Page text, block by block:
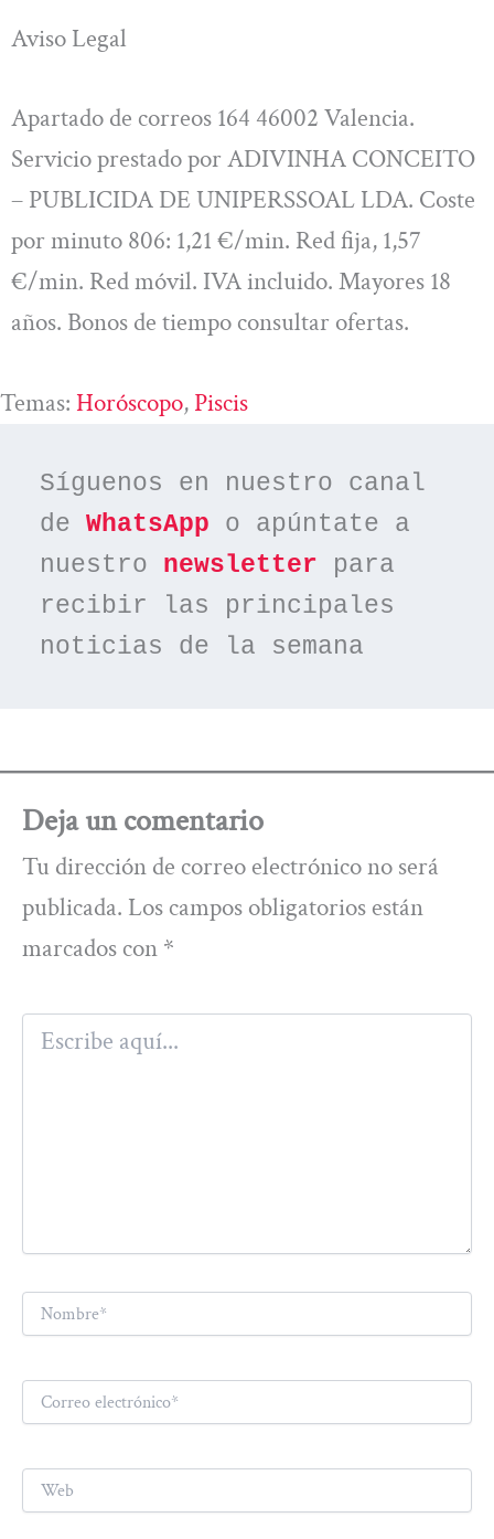
Aviso Legal
Apartado de correos 164 46002 Valencia.
Servicio prestado por ADIVINHA CONCEITO
– PUBLICIDA DE UNIPERSSOAL LDA. Coste
por minuto 806: 1,21 €/min. Red fija, 1,57
€/min. Red móvil. IVA incluido. Mayores 18
años. Bonos de tiempo consultar ofertas.
Temas: Horóscopo, Piscis
Síguenos en nuestro canal
de WhatsApp o apúntate a
nuestro newsletter para
recibir las principales
noticias de la semana
Deja un comentario
Tu dirección de correo electrónico no será
publicada. Los campos obligatorios están
marcados con *
Escribe
aquí...
electrónico*
Web